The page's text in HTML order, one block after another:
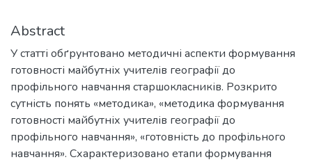
Abstract
У статті обґрунтовано методичні аспекти формування
готовності майбутніх учителів географії до
профільного навчання старшокласників. Розкрито
сутність понять «методика», «методика формування
готовності майбутніх учителів географії до
профільного навчання», «готовність до профільного
навчання». Схарактеризовано етапи формування